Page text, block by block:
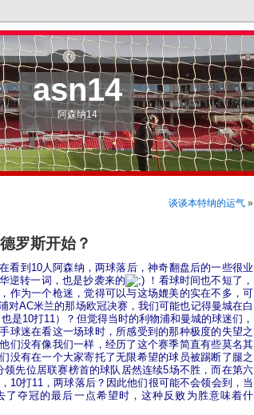
asn14
阿森纳14
谈谈本特纳的运气 »
罗斯开始？
看到10人阿森纳，两球落后，神奇翻盘后的一些很业
逆转一词，也是抄袭来的
！ 看球时间也不短了，
作为一个枪迷，觉得可以与这场媲美的实在不多，可
对AC米兰的那场欧冠决赛，我们可能也记得曼城在白
是10打11）？ 但觉得当时的利物浦和曼城的球迷们，
球迷在看这一场球时，所感受到的那种极度的失望之
们没有像我们一样，经历了这个赛季简直有些莫名其
没有在一个大家寄托了无限希望的球员被踢断了腿之
领先位居联赛榜首的球队居然连续5场不胜，而在第六
10打11，两球落后？因此他们很可能不会领会到，当
了夺冠的最后一点希望时，这种反败为胜意味着什